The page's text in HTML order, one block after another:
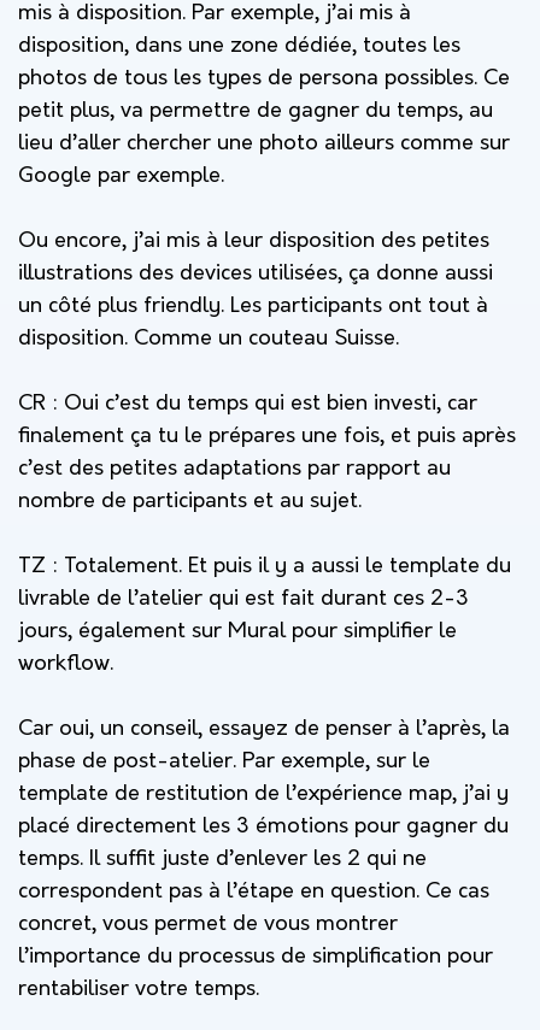
mis à disposition. Par exemple, j’ai mis à
disposition, dans une zone dédiée, toutes les
photos de tous les types de persona possibles. Ce
petit plus, va permettre de gagner du temps, au
lieu d’aller chercher une photo ailleurs comme sur
Google par exemple.
Ou encore, j’ai mis à leur disposition des petites
illustrations des devices utilisées, ça donne aussi
un côté plus friendly. Les participants ont tout à
disposition. Comme un couteau Suisse.
CR : Oui c’est du temps qui est bien investi, car
finalement ça tu le prépares une fois, et puis après
c’est des petites adaptations par rapport au
nombre de participants et au sujet.
TZ : Totalement. Et puis il y a aussi le template du
livrable de l’atelier qui est fait durant ces 2-3
jours, également sur Mural pour simplifier le
workflow.
Car oui, un conseil, essayez de penser à l’après, la
phase de post-atelier. Par exemple, sur le
template de restitution de l’expérience map, j’ai y
placé directement les 3 émotions pour gagner du
temps. Il suffit juste d’enlever les 2 qui ne
correspondent pas à l’étape en question. Ce cas
concret, vous permet de vous montrer
l’importance du processus de simplification pour
rentabiliser votre temps.